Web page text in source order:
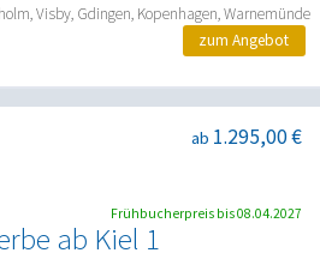
Visby, Gdingen, Kopenhagen, Warnemünde
zum Angebot
ab Kiel 1
ab 1.295,00 €
Frühbucherpreis bis 08.04.2027